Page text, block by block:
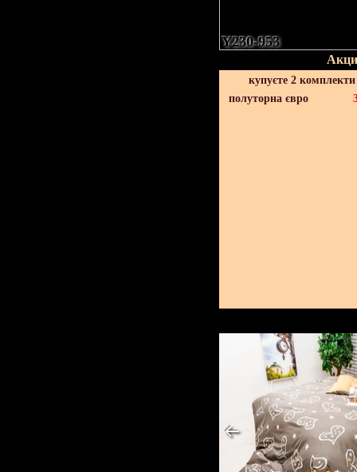
Y230-953
купуєте 2
полуторна євро